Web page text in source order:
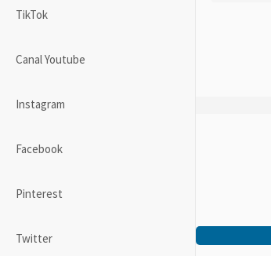
TikTok
Canal Youtube
Instagram
Facebook
Pinterest
Twitter